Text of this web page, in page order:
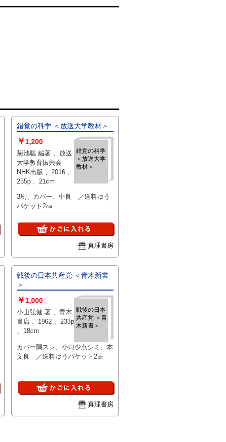
錯覚の科学 ＜放送大学教材＞
錯覚の科学
＜放送大学
教材＞
￥ 1,200
菊池聡 編著 、放送
大学教育振興会
NHK出版 、2016 、
255p 、21cm
3刷、カバー、中良 ／送料ゆう
パケット2㎝
真理書房
戦後の日本共産党 ＜青木新書
＞
戦後の日本
共産党 ＜青
木新書＞
￥ 1,000
小山弘健 著 、青木
書店 、1962 、233p
、18cm
カバー隅スレ、小口少点シミ、本
文良 ／送料ゆうパケット2㎝
真理書房